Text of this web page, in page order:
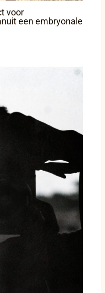
voor
een embryonale